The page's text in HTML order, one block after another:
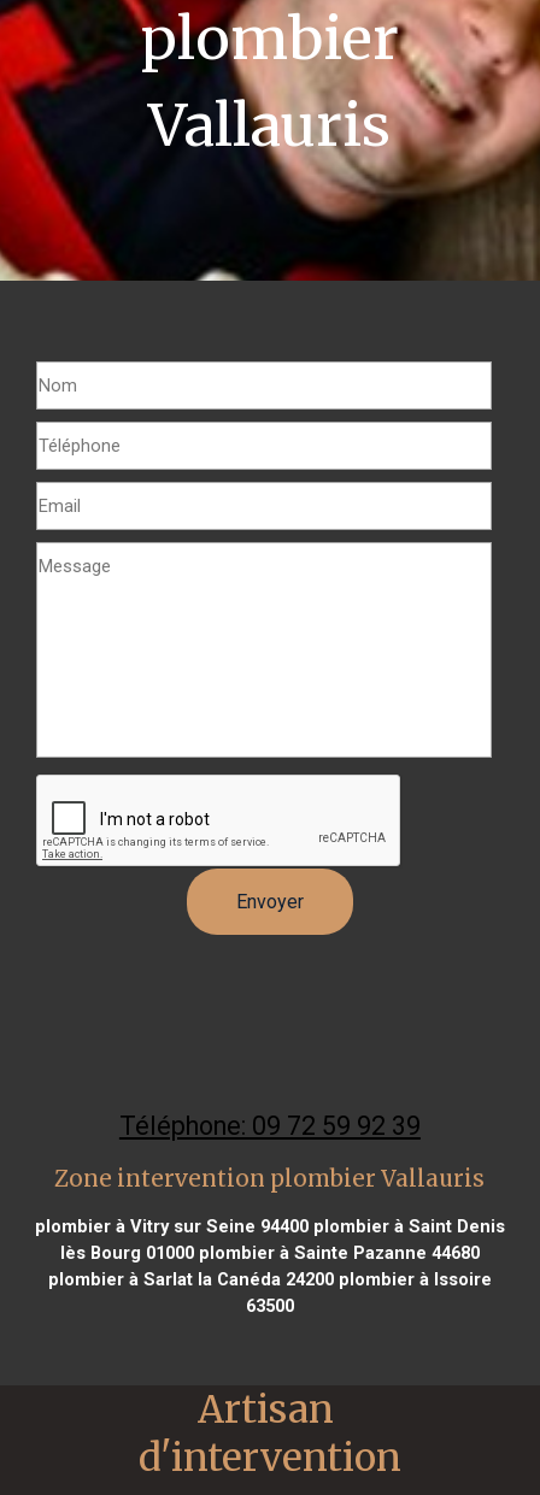
plombier
Vallauris
Téléphone: 09 72 59 92 39
Zone intervention plombier Vallauris
plombier à Vitry sur Seine 94400plombier à Saint Denis
lès Bourg 01000plombier à Sainte Pazanne 44680
plombier à Sarlat la Canéda 24200plombier à Issoire
63500
Artisan
d'intervention